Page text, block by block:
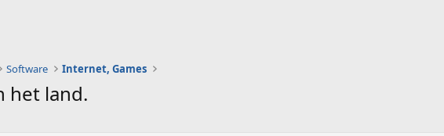
Software Internet, Games
het land.